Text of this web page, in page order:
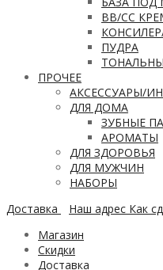
ВВ/CC
ПУДРА
ПРОЧЕЕ
АКСЕССУАРЫ/
ДЛЯ ДОМА
ЗУБНЫЕ
АРОМАТЫ
ДЛЯ ЗДОРОВЬЯ
ДЛЯ МУЖЧИН
НАБОРЫ
Доставка
Наш адрес Как
Магазин
Скидки
Доставка